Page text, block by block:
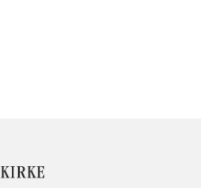
KONTAKTINFORMASJON